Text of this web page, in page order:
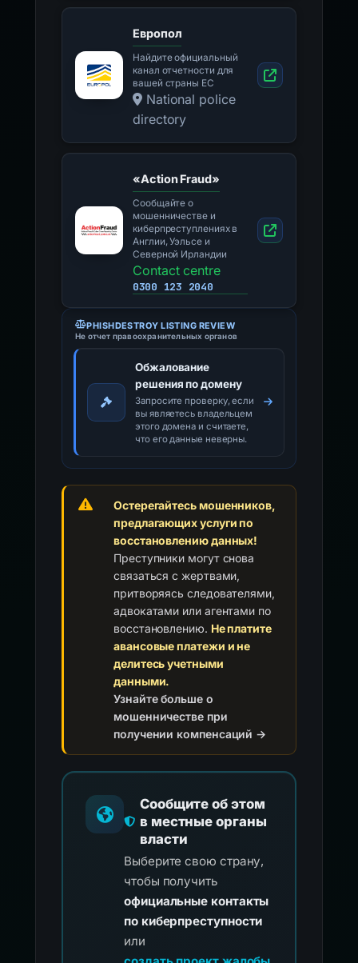
Европол
Найдите официальный
канал отчетности для
вашей страны ЕС
National police
directory
«Action Fraud»
Сообщайте о
мошенничестве и
киберпреступлениях в
Англии, Уэльсе и
Северной Ирландии
Contact centre
0300 123 2040
PHISHDESTROY LISTING REVIEW
Не отчет правоохранительных органов
Обжалование
решения по домену
Запросите проверку, если
вы являетесь владельцем
этого домена и считаете,
что его данные неверны.
Остерегайтесь мошенников,
предлагающих услуги по
восстановлению данных!
Преступники могут снова
связаться с жертвами,
притворяясь следователями,
адвокатами или агентами по
восстановлению. Не платите
авансовые платежи и не
делитесь учетными
данными.
Узнайте больше о
мошенничестве при
получении компенсаций →
Сообщите об этом
в местные органы
власти
Выберите свою страну,
чтобы получить
официальные контакты
по киберпреступности
или